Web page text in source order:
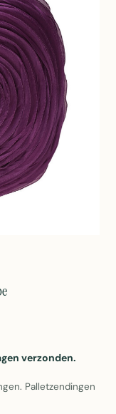
verzonden.
Palletzendingen